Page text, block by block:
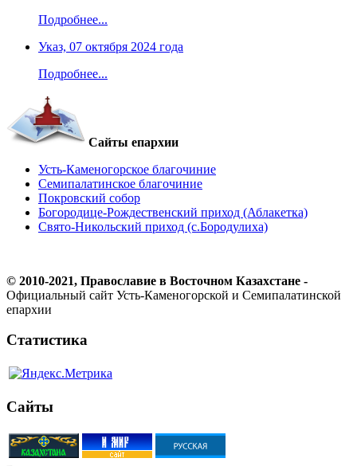
Подробнее...
Указ, 07 октября 2024 года
Подробнее...
Сайты епархии
Усть-Каменогорское благочиние
Семипалатинское благочиние
Покровский собор
Богородице-Рождественский приход (Аблакетка)
Свято-Никольский приход (с.Бородулиха)
© 2010-2021, Православие в Восточном Казахстане -
Официальный сайт Усть-Каменогорской и Семипалатинской
епархии
Статистика
Сайты